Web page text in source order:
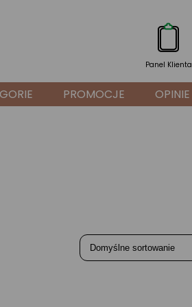
Panel Klienta
PROMOCJE OPINIE